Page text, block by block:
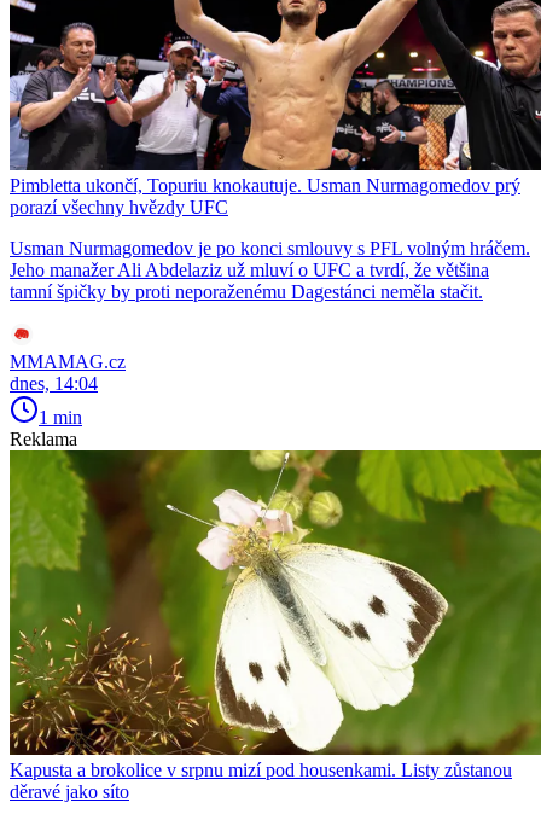
Pimbletta ukončí, Topuriu knokautuje. Usman Nurmagomedov prý
porazí všechny hvězdy UFC
Usman Nurmagomedov je po konci smlouvy s PFL volným hráčem.
Jeho manažer Ali Abdelaziz už mluví o UFC a tvrdí, že většina
tamní špičky by proti neporaženému Dagestánci neměla stačit.
MMAMAG.cz
dnes, 14:04
1 min
Reklama
Kapusta a brokolice v srpnu mizí pod housenkami. Listy zůstanou
děravé jako síto